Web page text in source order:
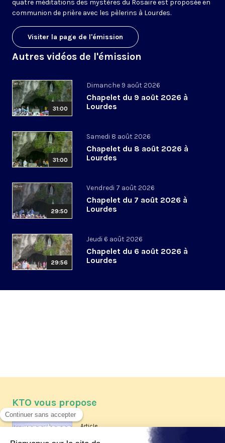
quatre méditations des mystères du Rosaire est proposée en
communion de prière avec les pèlerins à Lourdes.
Visiter la page de l'émission
Autres vidéos de l'émission
31:00
Dimanche 9 août 2026
Chapelet du 9 août 2026 à
Lourdes
31:00
Samedi 8 août 2026
Chapelet du 8 août 2026 à
Lourdes
29:50
Vendredi 7 août 2026
Chapelet du 7 août 2026 à
Lourdes
29:56
Jeudi 6 août 2026
Chapelet du 6 août 2026 à
Lourdes
KTO vous propose
Article
Les reportages d'été 2026 de KTO